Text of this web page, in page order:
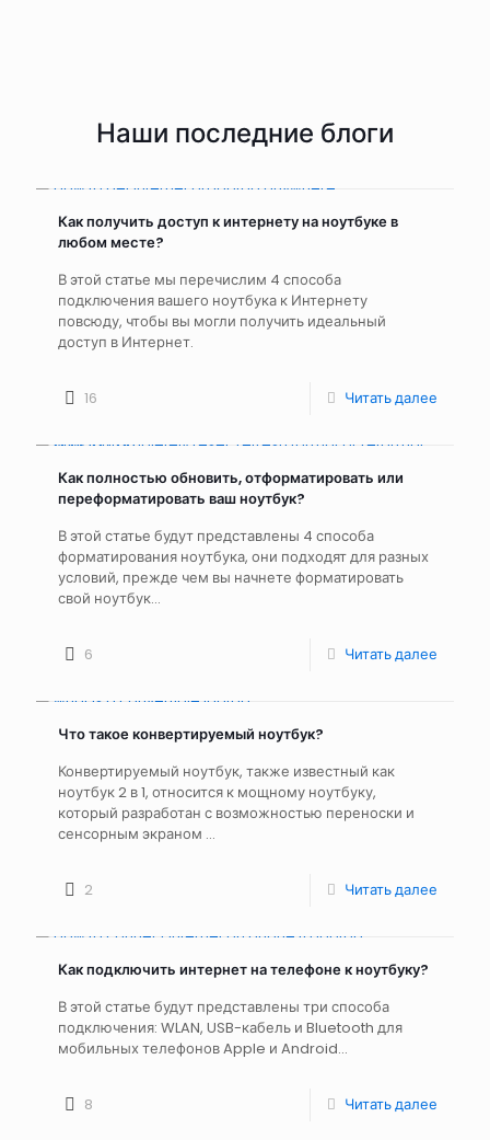
Наши последние блоги
Как получить доступ к интернету на ноутбуке в
любом месте?
В этой статье мы перечислим 4 способа
подключения вашего ноутбука к Интернету
повсюду, чтобы вы могли получить идеальный
доступ в Интернет.
16 Читать далее
Как полностью обновить, отформатировать или
переформатировать ваш ноутбук?
В этой статье будут представлены 4 способа
форматирования ноутбука, они подходят для разных
условий, прежде чем вы начнете форматировать
свой ноутбук...
6 Читать далее
Что такое конвертируемый ноутбук?
Конвертируемый ноутбук, также известный как
ноутбук 2 в 1, относится к мощному ноутбуку,
который разработан с возможностью переноски и
сенсорным экраном ...
2 Читать далее
Как подключить интернет на телефоне к ноутбуку?
В этой статье будут представлены три способа
подключения: WLAN, USB-кабель и Bluetooth для
мобильных телефонов Apple и Android...
8 Читать далее